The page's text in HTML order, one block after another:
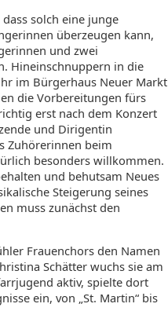
solch eine junge
überzeugen kann,
und zwei
Hineinschnuppern in die
im Bürgerhaus Neuer Markt
die Vorbereitungen fürs
erst nach dem Konzert
und Dirigentin
Zuhörerinnen beim
besonders willkommen.
und behutsam Neues
Steigerung seines
muss zunächst den
Frauenchors den Namen
Schätter wuchs sie am
aktiv, spielte dort
ein, von „St. Martin“ bis